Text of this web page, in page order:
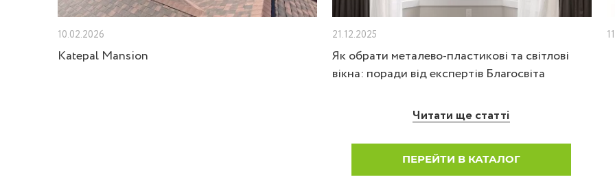
10.02.2026
Katepal Mansion
21.12.2025
Як обрати металево-пластикові та світлові
вікна: поради від експертів Благосвіта
Читати ще статті
ПЕРЕЙТИ В КАТАЛОГ